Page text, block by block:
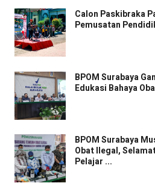
Calon Paskibraka
Pemusatan
BPOM Surabaya
Edukasi Bahaya
BPOM Surabaya
Obat Ilegal,
Pelajar ...